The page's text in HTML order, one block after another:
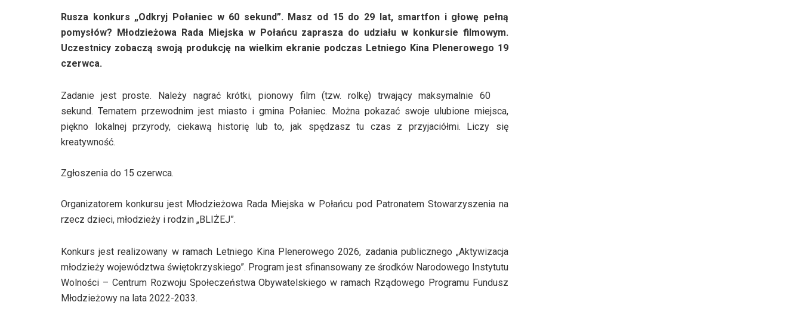
Rusza konkurs „Odkryj Połaniec w 60 sekund”. Masz od 15 do 29 lat, smartfon i głowę pełną
pomysłów? Młodzieżowa Rada Miejska w Połańcu zaprasza do udziału w konkursie filmowym.
Uczestnicy zobaczą swoją produkcję na wielkim ekranie podczas Letniego Kina Plenerowego 19
czerwca.
Zadanie jest proste. Należy nagrać krótki, pionowy film (tzw. rolkę) trwający maksymalnie 60
sekund. Tematem przewodnim jest miasto i gmina Połaniec. Można pokazać swoje ulubione miejsca,
piękno lokalnej przyrody, ciekawą historię lub to, jak spędzasz tu czas z przyjaciółmi. Liczy się
kreatywność.
Zgłoszenia do 15 czerwca.
Organizatorem konkursu jest Młodzieżowa Rada Miejska w Połańcu pod Patronatem Stowarzyszenia na
rzecz dzieci, młodzieży i rodzin „BLIŻEJ”.
Konkurs jest realizowany w ramach Letniego Kina Plenerowego 2026, zadania publicznego „Aktywizacja
młodzieży województwa świętokrzyskiego”. Program jest sfinansowany ze środków Narodowego Instytutu
Wolności – Centrum Rozwoju Społeczeństwa Obywatelskiego w ramach Rządowego Programu Fundusz
Młodzieżowy na lata 2022-2033.